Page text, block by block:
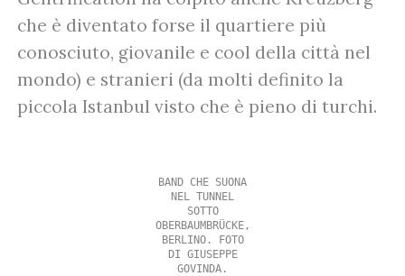
che è diventato forse il quartiere più
conosciuto, giovanile e cool della città nel
mondo) e stranieri (da molti definito la
piccola Istanbul visto che è pieno di turchi.
BAND CHE SUONA
NEL TUNNEL
SOTTO
OBERBAUMBRÜCKE,
BERLINO. FOTO
DI GIUSEPPE
GOVINDA.